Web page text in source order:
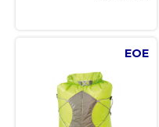
EOE